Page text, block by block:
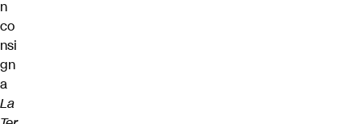
n
co
nsi
gn
a
La